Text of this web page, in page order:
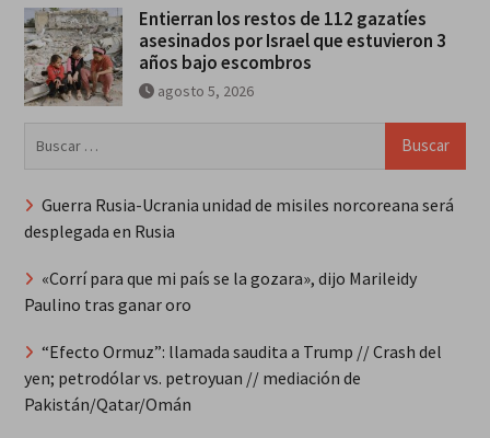
Entierran los restos de 112 gazatíes
asesinados por Israel que estuvieron 3
años bajo escombros
agosto 5, 2026
Guerra Rusia-Ucrania unidad de misiles norcoreana será
desplegada en Rusia
«Corrí para que mi país se la gozara», dijo Marileidy
Paulino tras ganar oro
“Efecto Ormuz”: llamada saudita a Trump // Crash del
yen; petrodólar vs. petroyuan // mediación de
Pakistán/Qatar/Omán